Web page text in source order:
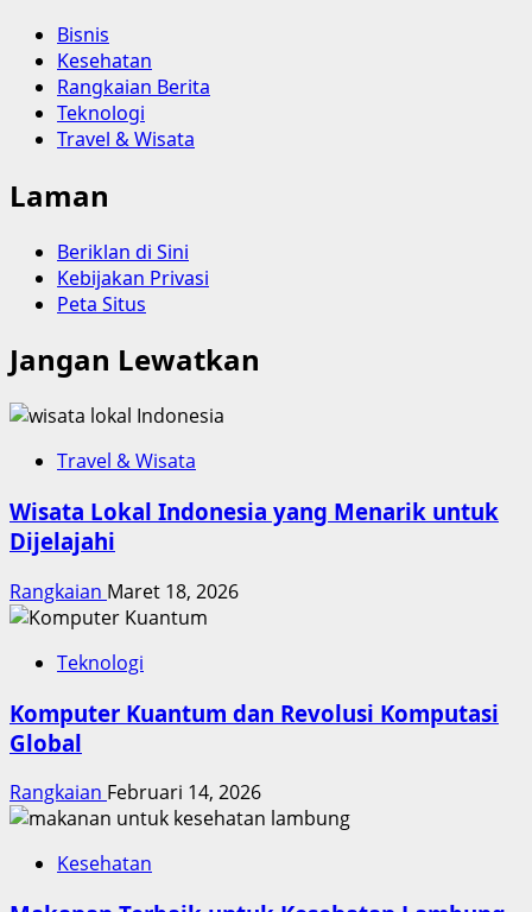
Bisnis
Kesehatan
Rangkaian Berita
Teknologi
Travel & Wisata
Laman
Beriklan di Sini
Kebijakan Privasi
Peta Situs
Jangan Lewatkan
Travel & Wisata
Wisata Lokal Indonesia yang Menarik untuk
Dijelajahi
Rangkaian Maret 18, 2026
Teknologi
Komputer Kuantum dan Revolusi Komputasi
Global
Rangkaian Februari 14, 2026
Kesehatan